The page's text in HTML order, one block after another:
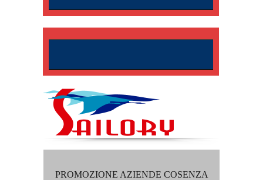
PROMOZIONE AZIENDE COSENZA